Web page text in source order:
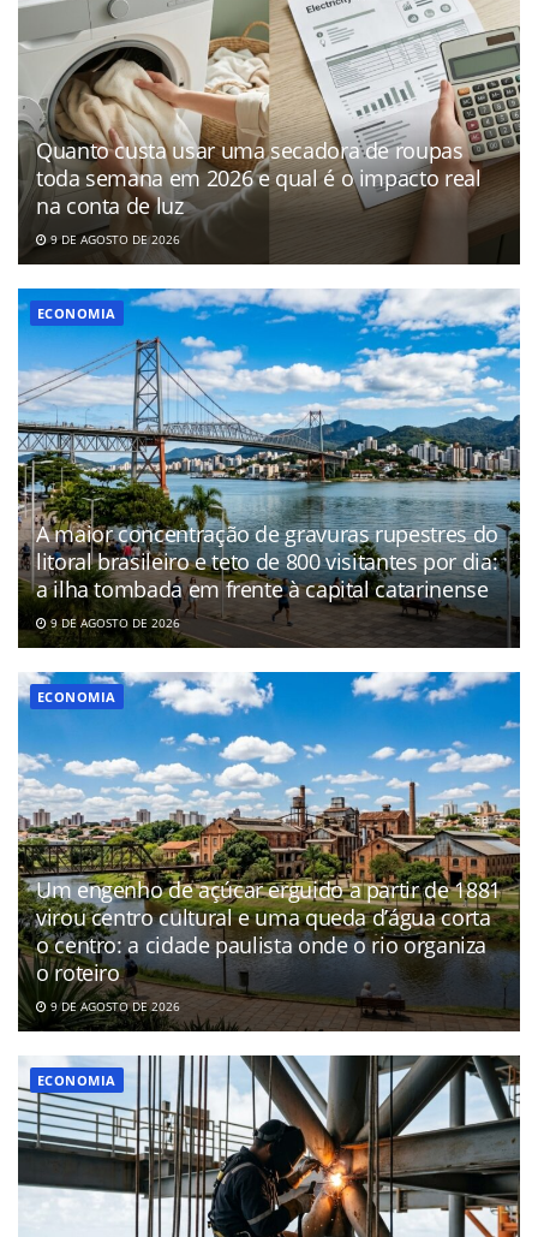
Quanto custa usar uma secadora de roupas
toda semana em 2026 e qual é o impacto real
na conta de luz
9 DE AGOSTO DE 2026
ECONOMIA
A maior concentração de gravuras rupestres do
litoral brasileiro e teto de 800 visitantes por dia:
a ilha tombada em frente à capital catarinense
9 DE AGOSTO DE 2026
ECONOMIA
Um engenho de açúcar erguido a partir de 1881
virou centro cultural e uma queda d’água corta
o centro: a cidade paulista onde o rio organiza
o roteiro
9 DE AGOSTO DE 2026
ECONOMIA